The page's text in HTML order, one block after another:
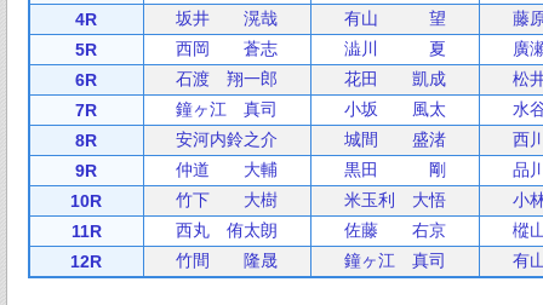
4R
坂井 滉哉 有山 望
藤
5R
西岡 蒼志 澁川 夏
6R
石渡 翔一郎 花田 凱成
松
7R
鐘ヶ江 真司 小坂 風太
水
8R
安河内鈴之介 城間 盛渚
西
9R
仲道 大輔 黒田 剛
品
10R
竹下 大樹 米玉利 大悟
小
11R
西丸 侑太朗 佐藤 右京
樅
12R
竹間 隆晟 鐘ヶ江 真司